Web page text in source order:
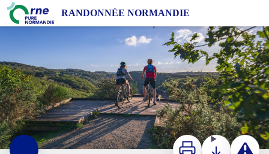
RANDONNÉE NORMANDIE
36 Le Blanc Rocher - Suisse Normande VTT
ImprimerTéléchargerSignaler